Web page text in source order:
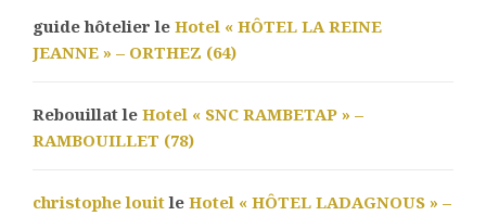
guide hôtelier le Hotel « HÔTEL LA REINE
JEANNE » – ORTHEZ (64)
Rebouillat le Hotel « SNC RAMBETAP » –
RAMBOUILLET (78)
christophe louitle Hotel « HÔTEL LADAGNOUS » –